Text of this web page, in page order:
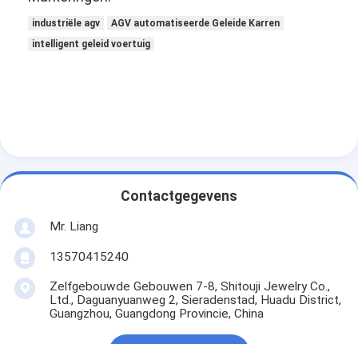
industriële agv
AGV automatiseerde Geleide Karren
intelligent geleid voertuig
Contactgegevens
Mr. Liang
13570415240
Zelfgebouwde Gebouwen 7-8, Shitouji Jewelry Co.,
Ltd., Daguanyuanweg 2, Sieradenstad, Huadu District,
Guangzhou, Guangdong Provincie, China